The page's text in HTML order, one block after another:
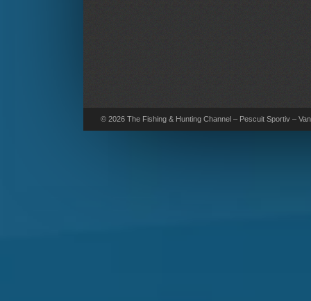
© 2026 The Fishing & Hunting Channel – Pescuit Sportiv –